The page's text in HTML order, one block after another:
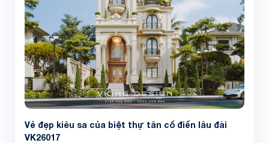
Vẻ đẹp kiêu sa của biệt thự tân cổ điển lâu đài
VK26017